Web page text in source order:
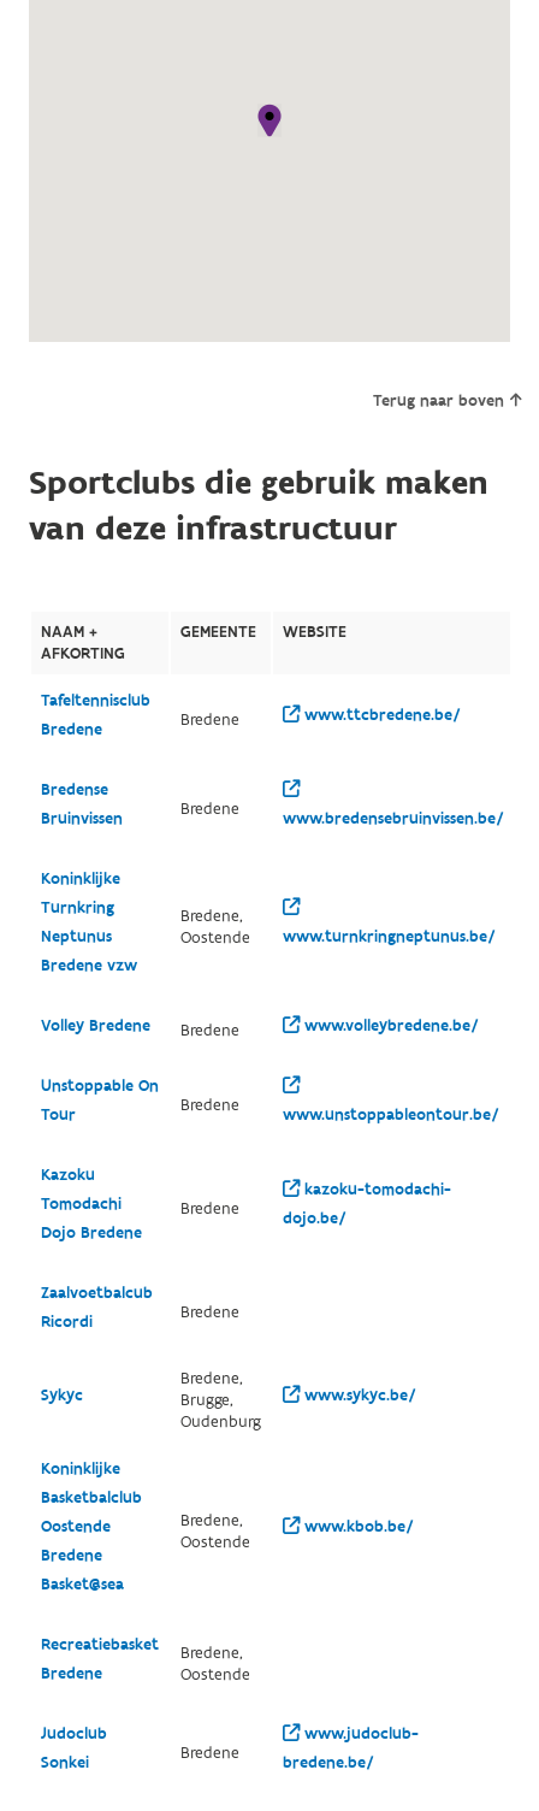
Terug naar boven
Sportclubs die gebruik maken
van deze infrastructuur
NAAM +
AFKORTING
GEMEENTE WEBSITE
Tafeltennisclub
Bredene
Bredene www.ttcbredene.be/
Bredense
Bruinvissen
Bredene www.bredensebruinvissen.be/
Koninklijke
Turnkring
Neptunus
Bredene vzw
Bredene,
Oostende
www.turnkringneptunus.be/
Volley Bredene Bredene www.volleybredene.be/
Unstoppable On
Tour
Bredene www.unstoppableontour.be/
Kazoku
Tomodachi
Dojo Bredene
Bredene
kazoku-tomodachi-
dojo.be/
Zaalvoetbalcub
Ricordi
Bredene
Sykyc
Bredene,
Brugge,
Oudenburg
www.sykyc.be/
Koninklijke
Basketbalclub
Oostende
Bredene
Basket@sea
Bredene,
Oostende
www.kbob.be/
Recreatiebasket
Bredene
Bredene,
Oostende
Judoclub
Sonkei
Bredene
www.judoclub-
bredene.be/